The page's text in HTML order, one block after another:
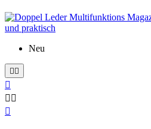
Neu
 

 
